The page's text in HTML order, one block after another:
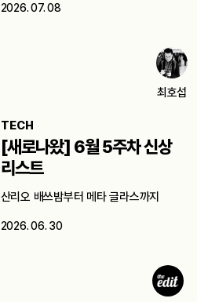
2026. 07. 08
최호섭
TECH
[새로나왔] 6월 5주차 신상
리스트
산리오 배쓰밤부터 메타 글라스까지
2026. 06. 30